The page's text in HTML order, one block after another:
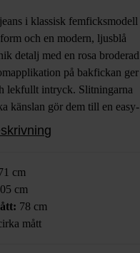
i klassisk femficksmodell
och en modern, ljusblå
detalj med en rosa broderad
på bakfickan ger
lekfullt intryck. Slitningarna
känslan gör dem till en easy-
som sticker ut i
cm
cm
78 cm
mått